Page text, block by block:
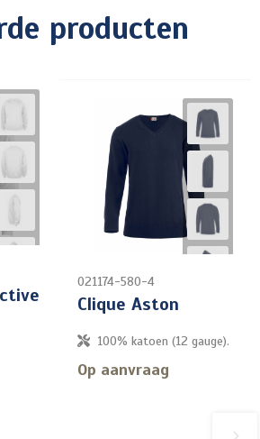
producten
021174-580-4
Clique Aston
100% katoen (12 gauge).
Op aanvraag